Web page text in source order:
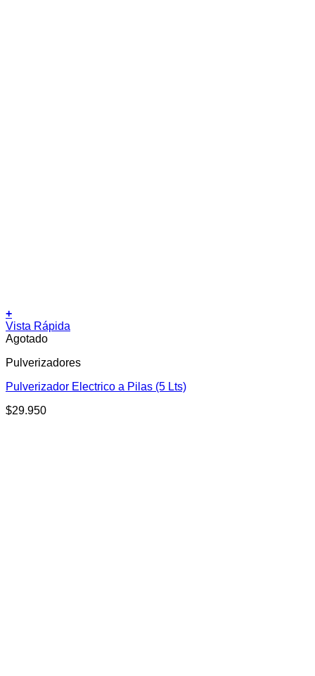
+
Vista Rápida
Agotado
Pulverizadores
Pulverizador Electrico a Pilas (5 Lts)
$29.950